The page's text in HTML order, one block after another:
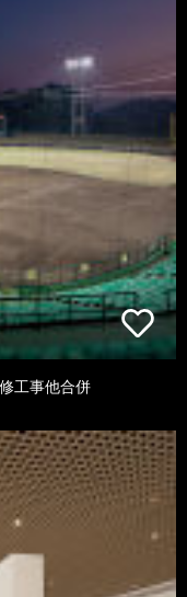
工事他合併